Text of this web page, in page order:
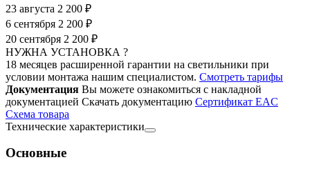
23 августа 2 200 ₽
6 сентября 2 200 ₽
20 сентября 2 200 ₽
НУЖНА УСТАНОВКА ?
18 месяцев расширенной гарантии на светильники при
условии монтажа нашим специалистом. Смотреть тарифы
Документация Вы можете ознакомиться с накладной
документацией Скачать документацию Cертификат EAC
Cхема товара
Технические характеристики
Основные